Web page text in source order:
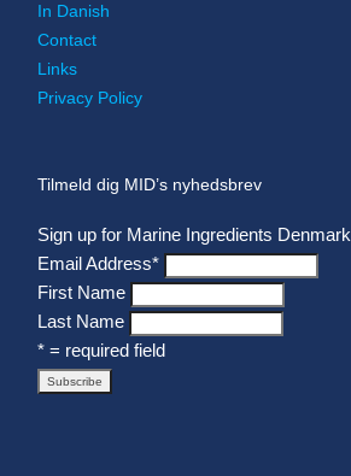
In Danish
Contact
Links
Privacy Policy
Tilmeld dig MID’s nyhedsbrev
Sign up for Marine Ingredients Denmark
Email Address*
First Name
Last Name
* = required field